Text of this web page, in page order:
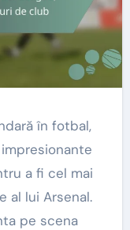
în fotbal,
a fi cel mai
al lui Arsenal.
pe scena